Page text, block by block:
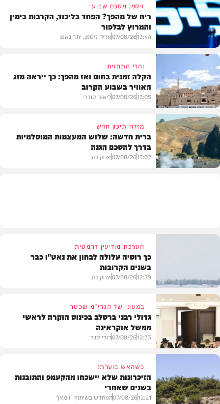
פוליטי
זיסמן מסכם שבוע
ריח של מהפך? הפחד בליכוד, הקרבות בימין
והמרוץ לבלפור
13:44
07/08/26אריה זיסמן, יתד נאמן
מזג האוויר
והרי התחזית
הקלה זמנית בחום ואז מהפך: כך ייראה מזג
האוויר בשבוע הקרוב
13:05
07/08/26ליאור סודרי
מזרח תיכון חדש
ברית חדשה: שלוש המעצמות המוסלמיות
בדרך להסכם הגנה
13:02
07/08/26יצחק כהן
הערכת מודיעין דרמטית
כך רוסיה עלולה לבחון את נאט"ו כבר
בשנים הקרובות
12:39
07/08/26יצחק כהן
חרדים
במעונו של הגרי"מ שכטר
גדולי רבני ברסלב בכינוס הוקרה לראשי
ממשל אוקראינה
12:33
07/08/26דודי סגל
כשהאש בוערת!
הזיכרונות שלא יישכחו מהקעמפ והתובנות
בשנים שאחרי
12:21
07/08/26המחדש בשיתוף "וימאן"